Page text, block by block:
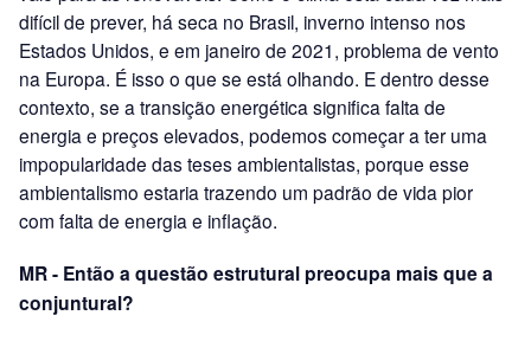
difícil de prever, há seca no Brasil, inverno intenso nos
Estados Unidos, e em janeiro de 2021, problema de vento
na Europa. É isso o que se está olhando. E dentro desse
contexto, se a transição energética significa falta de
energia e preços elevados, podemos começar a ter uma
impopularidade das teses ambientalistas, porque esse
ambientalismo estaria trazendo um padrão de vida pior
com falta de energia e inflação.
MR - Então a questão estrutural preocupa mais que a
conjuntural?